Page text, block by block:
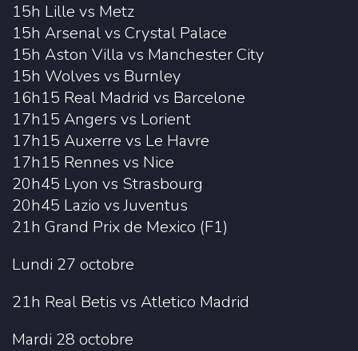
15h Lille vs Metz
15h Arsenal vs Crystal Palace
15h Aston Villa vs Manchester City
15h Wolves vs Burnley
16h15 Real Madrid vs Barcelone
17h15 Angers vs Lorient
17h15 Auxerre vs Le Havre
17h15 Rennes vs Nice
20h45 Lyon vs Strasbourg
20h45 Lazio vs Juventus
21h Grand Prix de Mexico (F1)
Lundi 27 octobre
21h Real Betis vs Atletico Madrid
Mardi 28 octobre